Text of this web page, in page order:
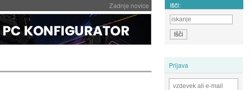
Zadnje novice Išči:
Prijava